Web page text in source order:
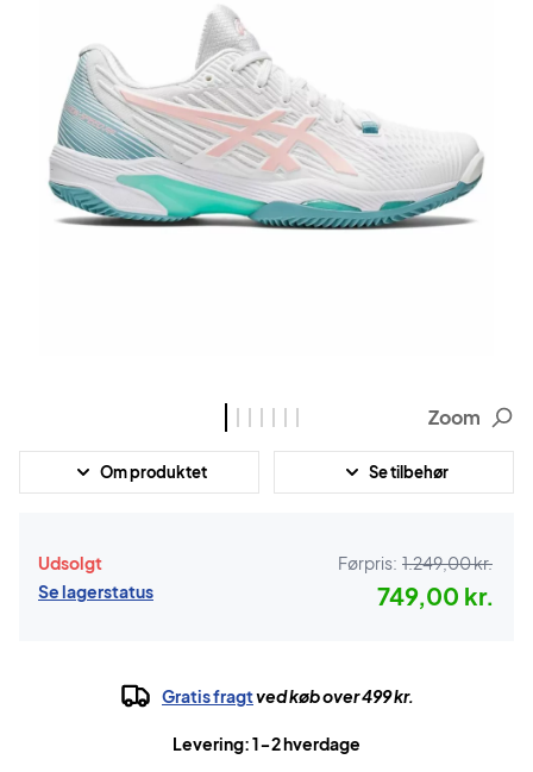
Zoom
Om produktet Se tilbehør
Udsolgt
Se lagerstatus
Førpris: 1.249,00 kr.
749,00 kr.
Gratis fragtved køb over 499 kr.
Levering: 1-2 hverdage